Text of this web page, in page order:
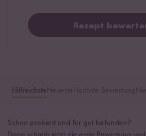
Rezept
Hilfreichste
Schon probiert und für gut befunden?